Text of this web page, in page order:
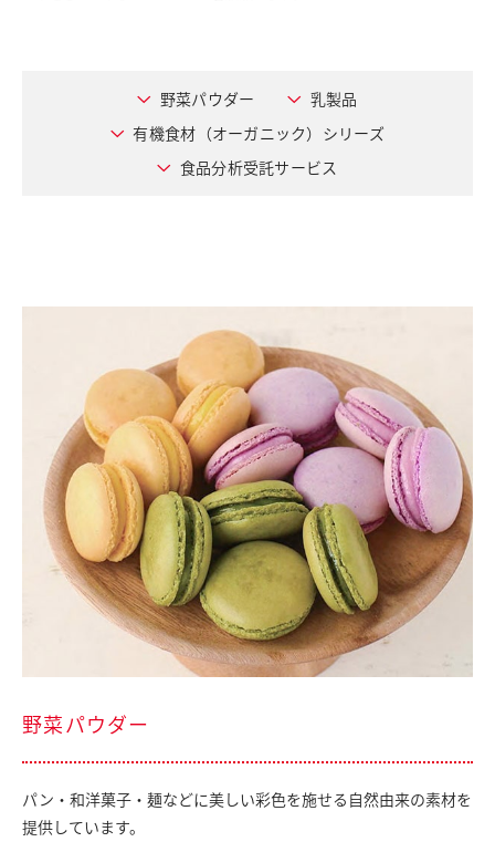
野菜パウダー
乳製品
有機食材（オーガニック）シリーズ
食品分析受託サービス
野菜パウダー
パン・和洋菓子・麺などに美しい彩色を施せる自然由来の素材を
提供しています。